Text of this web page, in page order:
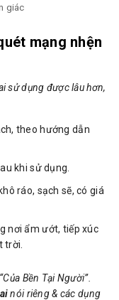
giác
mạng nhện
sử dụng được lâu hơn,
theo hướng dẫn
khi sử dụng.
ráo, sạch sẽ, có giá
nơi ẩm ướt, tiếp xúc
trời.
Bền Tại Người”.
nói riêng & các dụng